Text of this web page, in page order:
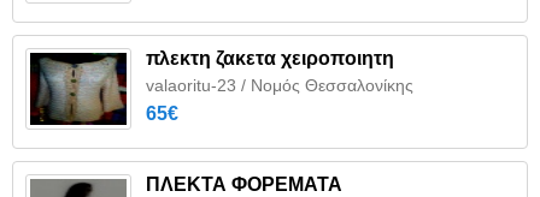
πλεκτη ζακετα χειροποιητη
valaoritu-23 / Νομός Θεσσαλονίκης
65€
ΠΛΕΚΤΑ ΦΟΡΕΜΑΤΑ